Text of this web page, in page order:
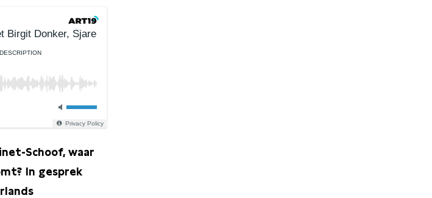
Donker, Sjarel Ex en Paul Schnabel
DESCRIPTION
Privacy Policy
Schoof, waar
In gesprek